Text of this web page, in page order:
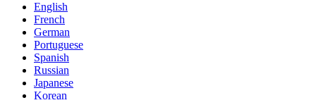
English
French
German
Portuguese
Spanish
Russian
Japanese
Korean